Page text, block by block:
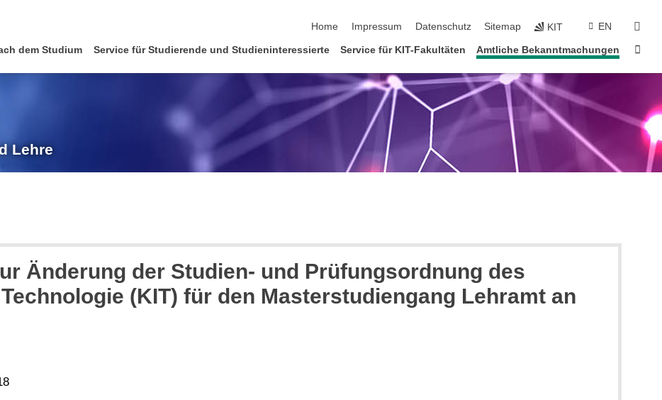
Home
Impressum Datenschutz Sitemap KIT EN
dem Studium Service für Studierende und Studieninteressierte Service für KIT-Fakultäten Amtliche Bekanntmachungen
Lehre
Änderung der Studien- und Prüfungsordnung des
(KIT) für den Masterstudiengang Lehramt an